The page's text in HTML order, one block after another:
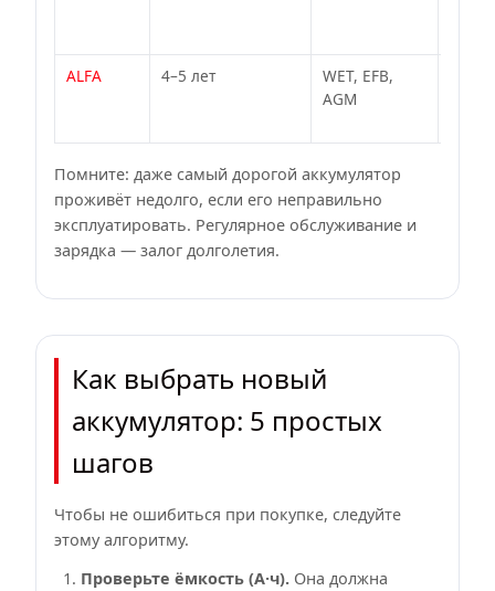
ALFA
4–5 лет
WET, EFB,
AGM
Помните: даже самый дорогой аккумулятор
проживёт недолго, если его неправильно
эксплуатировать. Регулярное обслуживание и
зарядка — залог долголетия.
Как выбрать новый
аккумулятор: 5 простых
шагов
Чтобы не ошибиться при покупке, следуйте
этому алгоритму.
Проверьте ёмкость (А·ч). Она должна